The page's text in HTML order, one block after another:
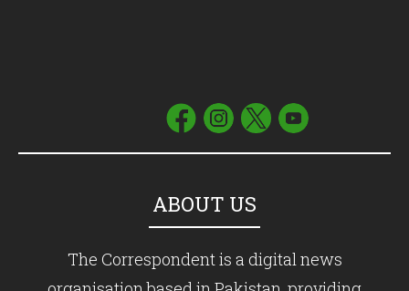
ABOUT US
The Correspondent is a digital news